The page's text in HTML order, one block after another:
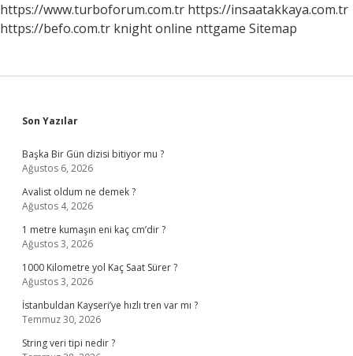
https://www.turboforum.com.tr https://insaatakkaya.com.tr
https://befo.com.tr knight online nttgame Sitemap
Sidebar
Son Yazılar
Başka Bir Gün dizisi bitiyor mu ?
Ağustos 6, 2026
Avalist oldum ne demek ?
Ağustos 4, 2026
1 metre kumaşın eni kaç cm’dir ?
Ağustos 3, 2026
1000 Kilometre yol Kaç Saat Sürer ?
Ağustos 3, 2026
İstanbuldan Kayseri’ye hızlı tren var mı ?
Temmuz 30, 2026
String veri tipi nedir ?